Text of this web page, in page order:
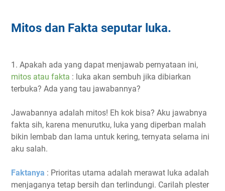
Mitos dan Fakta seputar luka.
1. Apakah ada yang dapat menjawab pernyataan ini,
mitos atau fakta : luka akan sembuh jika dibiarkan
terbuka? Ada yang tau jawabannya?
Jawabannya adalah mitos! Eh kok bisa? Aku jawabnya
fakta sih, karena menurutku, luka yang diperban malah
bikin lembab dan lama untuk kering, ternyata selama ini
aku salah.
Faktanya : Prioritas utama adalah merawat luka adalah
menjaganya tetap bersih dan terlindungi. Carilah plester